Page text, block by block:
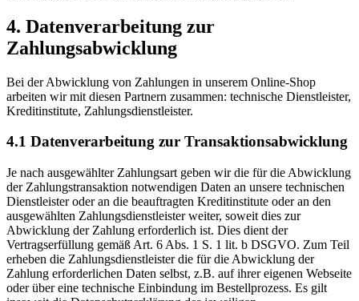
4. Datenverarbeitung zur
Zahlungsabwicklung
Bei der Abwicklung von Zahlungen in unserem Online-Shop
arbeiten wir mit diesen Partnern zusammen: technische Dienstleister,
Kreditinstitute, Zahlungsdienstleister.
4.1 Datenverarbeitung zur Transaktionsabwicklung
Je nach ausgewählter Zahlungsart geben wir die für die Abwicklung
der Zahlungstransaktion notwendigen Daten an unsere technischen
Dienstleister oder an die beauftragten Kreditinstitute oder an den
ausgewählten Zahlungsdienstleister weiter, soweit dies zur
Abwicklung der Zahlung erforderlich ist. Dies dient der
Vertragserfüllung gemäß Art. 6 Abs. 1 S. 1 lit. b DSGVO. Zum Teil
erheben die Zahlungsdienstleister die für die Abwicklung der
Zahlung erforderlichen Daten selbst, z.B. auf ihrer eigenen Webseite
oder über eine technische Einbindung im Bestellprozess. Es gilt